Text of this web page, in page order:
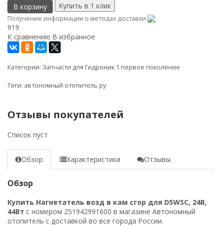
В корзину
Получение информации о методах доставки
919
К сравнению В избранное
Категории: Запчасти для Гидроник 1 первое поколение
Теги: автономный отопитель ру
Отзывы покупателей
Список пуст
Обзор Характеристики Отзывы
Обзор
Купить Нагнетатель возд в кам сгор для D5WSC, 24B,
44Вт с номером 251942991600 в магазине Автономный
отопитель с доставкой во все города России.